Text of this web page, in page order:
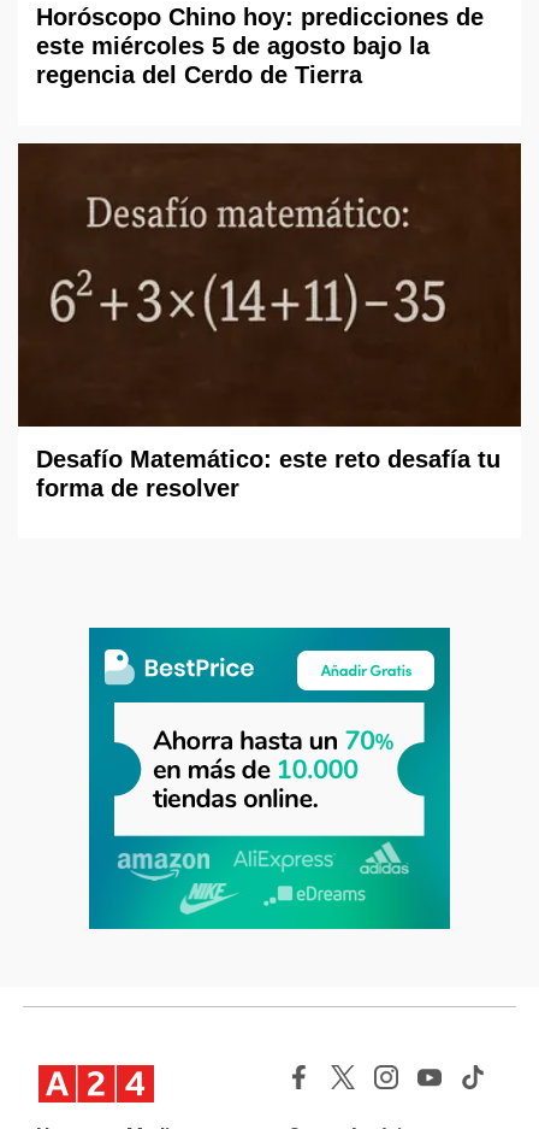
Horóscopo Chino hoy: predicciones de
este miércoles 5 de agosto bajo la
regencia del Cerdo de Tierra
Desafío Matemático: este reto desafía tu
forma de resolver